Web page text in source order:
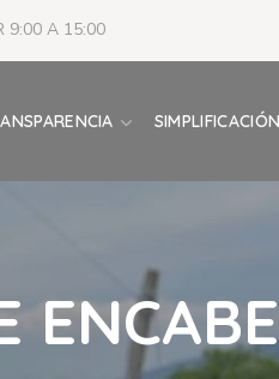
9:00 A 15:00